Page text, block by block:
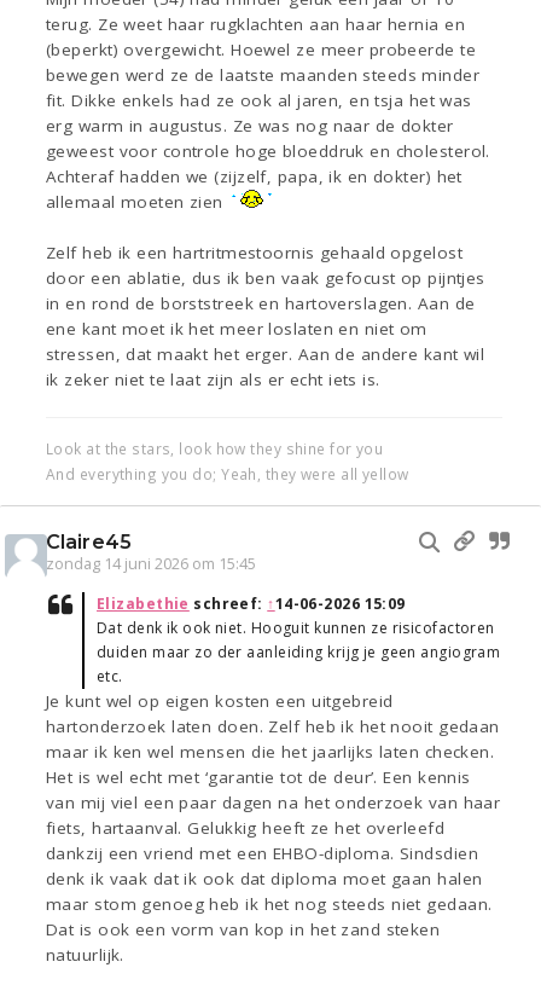
terug. Ze weet haar rugklachten aan haar hernia en
(beperkt) overgewicht. Hoewel ze meer probeerde te
bewegen werd ze de laatste maanden steeds minder
fit. Dikke enkels had ze ook al jaren, en tsja het was
erg warm in augustus. Ze was nog naar de dokter
geweest voor controle hoge bloeddruk en cholesterol.
Achteraf hadden we (zijzelf, papa, ik en dokter) het
allemaal moeten zien
Zelf heb ik een hartritmestoornis gehaald opgelost
door een ablatie, dus ik ben vaak gefocust op pijntjes
in en rond de borststreek en hartoverslagen. Aan de
ene kant moet ik het meer loslaten en niet om
stressen, dat maakt het erger. Aan de andere kant wil
ik zeker niet te laat zijn als er echt iets is.
Look at the stars, look how they shine for you
And everything you do; Yeah, they were all yellow
Claire45
zondag 14 juni 2026 om 15:45
Elizabethie schreef: ↑14-06-2026 15:09
Dat denk ik ook niet. Hooguit kunnen ze risicofactoren
duiden maar zo der aanleiding krijg je geen angiogram
etc.
Je kunt wel op eigen kosten een uitgebreid
hartonderzoek laten doen. Zelf heb ik het nooit gedaan
maar ik ken wel mensen die het jaarlijks laten checken.
Het is wel echt met ‘garantie tot de deur’. Een kennis
van mij viel een paar dagen na het onderzoek van haar
fiets, hartaanval. Gelukkig heeft ze het overleefd
dankzij een vriend met een EHBO-diploma. Sindsdien
denk ik vaak dat ik ook dat diploma moet gaan halen
maar stom genoeg heb ik het nog steeds niet gedaan.
Dat is ook een vorm van kop in het zand steken
natuurlijk.